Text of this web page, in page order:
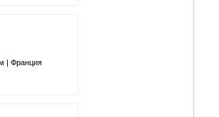
| Франция